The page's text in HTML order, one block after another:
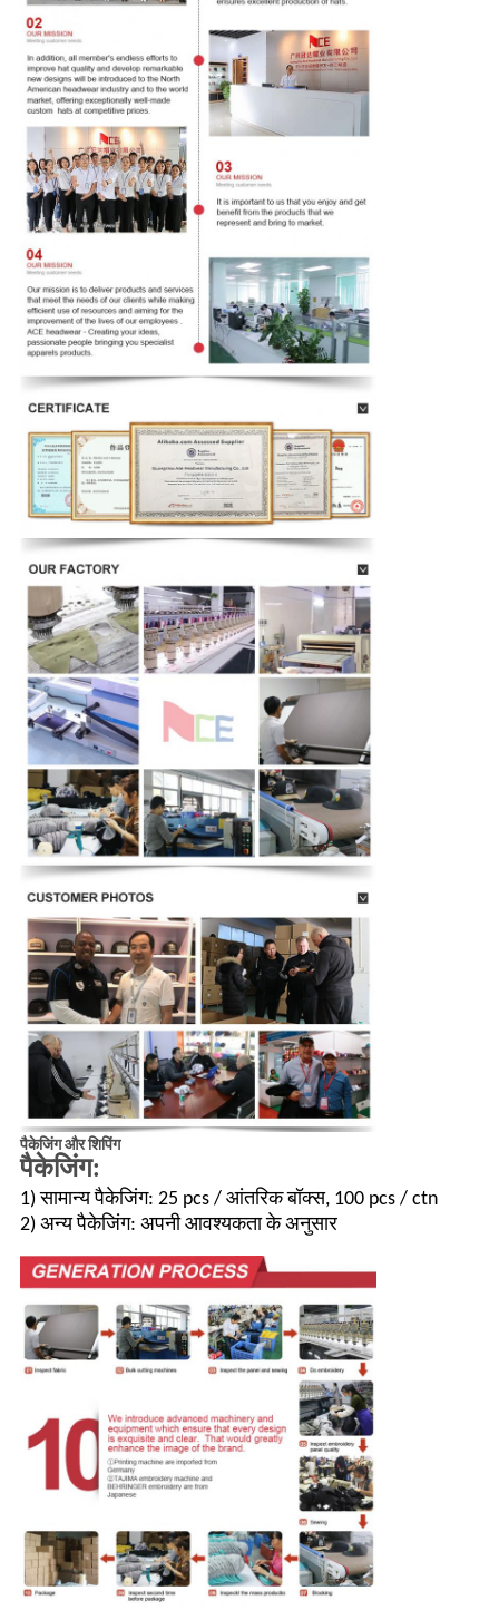
पैकेजिंग और शिपिंग
पैकेजिंग:
1) सामान्य पैकेजिंग: 25 pcs / आंतरिक बॉक्स, 100 pcs / ctn
2) अन्य पैकेजिंग: अपनी आवश्यकता के अनुसार